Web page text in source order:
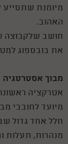
מיומנת שתסייע
האהוב.
חושב שלקבוצה
את בובספוג
מבוך אסטרטגיה
אטרקציה
מיועד לחובבי
מנהרות, תעלות